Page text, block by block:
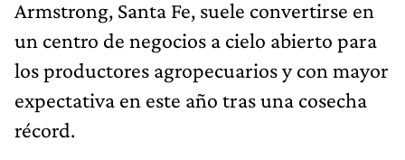
Armstrong, Santa Fe, suele convertirse en
un centro de negocios a cielo abierto para
los productores agropecuarios y con mayor
expectativa en este año tras una cosecha
récord.